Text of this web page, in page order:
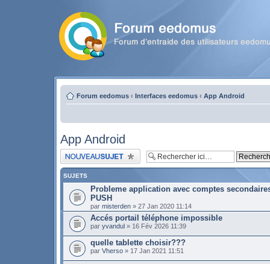
Forum eedomus ‹ Interfaces eedomus ‹ App Android
App Android
Publier un nouveau sujet
SUJETS
Probleme application avec comptes
PUSH
par misterden » 27 Jan 2020 11:14
Accés portail téléphone impossible
par yvandul » 16 Fév 2026 11:39
quelle tablette choisir???
par Vherso » 17 Jan 2021 11:51